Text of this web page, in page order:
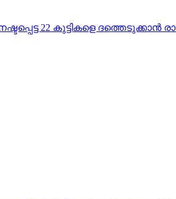
22 കുട്ടികളെ ദത്തെടുക്കാന്‍